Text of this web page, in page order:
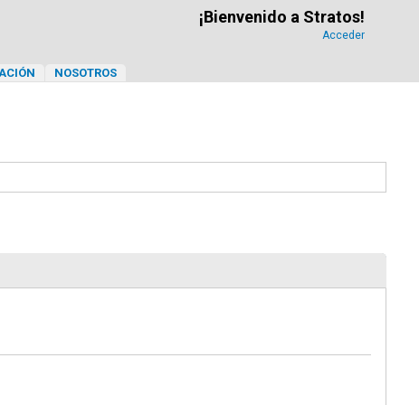
¡Bienvenido a Stratos!
Acceder
NOSOTROS